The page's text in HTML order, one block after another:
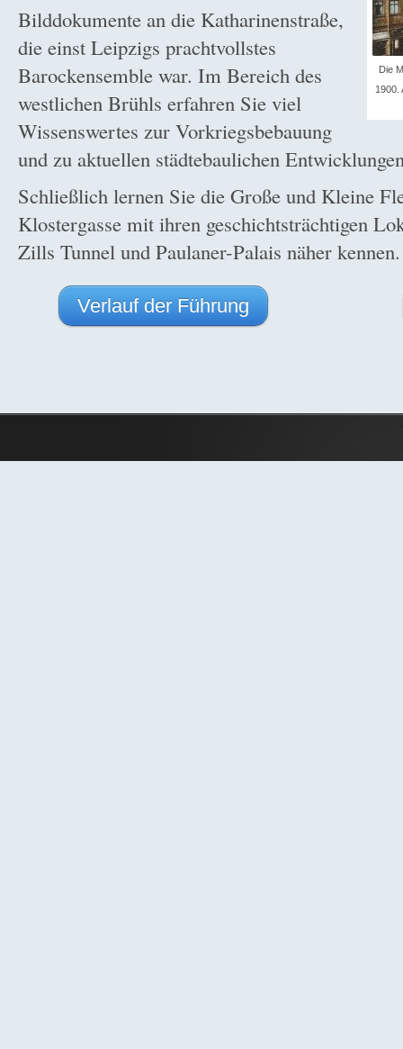
Die
1900.
Bilddokumente an die Katharinenstraße,
die einst Leipzigs prachtvollstes
Barockensemble war. Im Bereich des
westlichen Brühls erfahren Sie viel
Wissenswertes zur Vorkriegsbebauung
und zu aktuellen städtebaulichen
Schließlich lernen Sie die Große und Kleine
Klostergasse mit ihren geschichtsträchtigen
Zills Tunnel und Paulaner-Palais näher kennen.
Verlauf der Führung